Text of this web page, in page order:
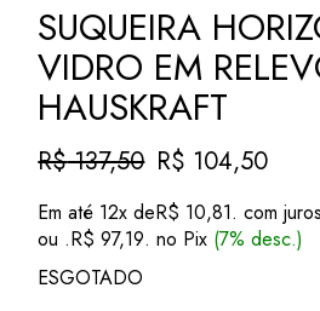
SUQUEIRA
VIDRO EM
HAUSKRAFT
R$137,50
O
preço
original
era:
R$ 137,50.
R$ 104,50
O
preço
atual
é:
R$ 104,50.
Em até 12x deR$ 10,81. com juros
ou .R$ 97,19. no Pix (7% desc.)
ESGOTADO